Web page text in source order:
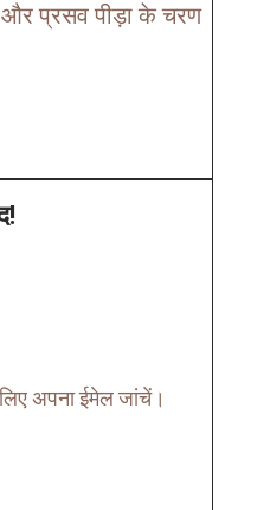
और प्रसव पीड़ा के चरण
अपना ईमेल जांचें।